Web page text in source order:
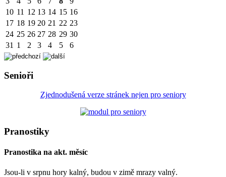
10 11 12 13 14 15 16
17 18 19 20 21 22 23
24 25 26 27 28 29 30
31 1 2 3 4 5 6
Senioři
Zjednodušená verze stránek nejen pro seniory
Pranostiky
Pranostika na akt. měsíc
Jsou-li v srpnu hory kalný, budou v zimě mrazy valný.